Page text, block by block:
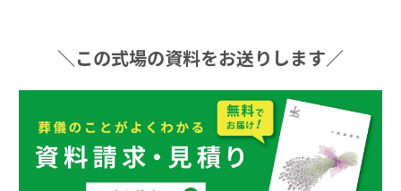
＼この式場の資料をお送りします／